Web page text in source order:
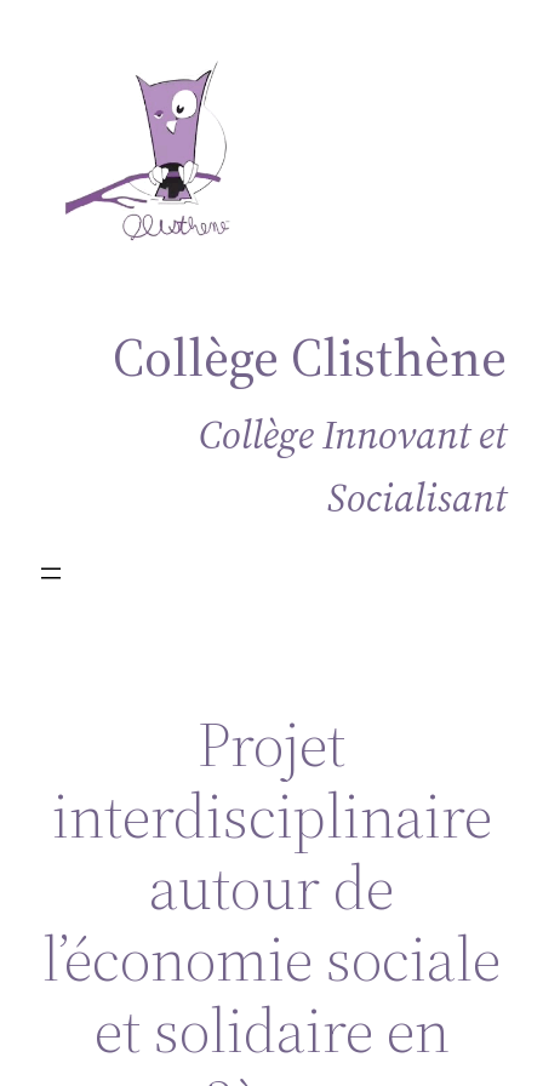
Collège Clisthène
Collège Innovant et
Socialisant
Projet
interdisciplinaire
autour de
l’économie sociale
et solidaire en